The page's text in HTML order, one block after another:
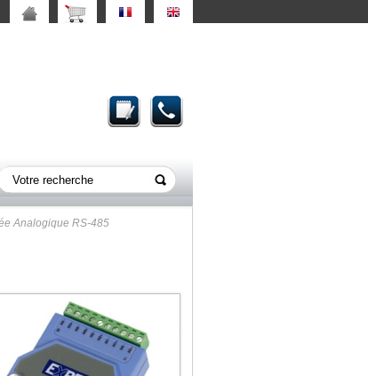
Analogique RS-485